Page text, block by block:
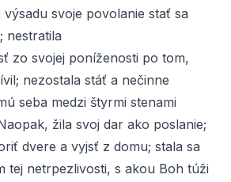
svoje povolanie stať sa
nestratila
zo svojej poníženosti po tom,
nezostala stáť a nečinne
seba medzi štyrmi stenami
žila svoj dar ako poslanie;
dvere a vyjsť z domu; stala sa
tej netrpezlivosti, s akou Boh túži